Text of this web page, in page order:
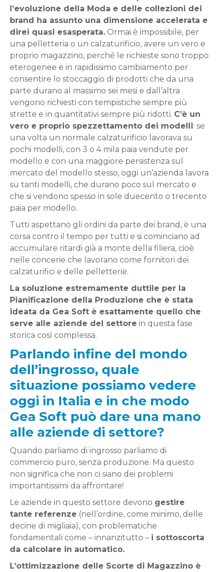
l’evoluzione della Moda e delle collezioni dei
brand ha assunto una dimensione accelerata e
direi quasi esasperata. Ormai è impossibile, per
una pelletteria o un calzaturificio, avere un vero e
proprio magazzino, perché le richieste sono troppo
eterogenee e in rapidissimo cambiamento per
consentire lo stoccaggio di prodotti che da una
parte durano al massimo sei mesi e dall’altra
vengono richiesti con tempistiche sempre più
strette e in quantitativi sempre più ridotti. C’è un
vero e proprio spezzettamento dei modelli: se
una volta un normale calzaturificio lavorava su
pochi modelli, con 3 o 4 mila paia vendute per
modello e con una maggiore persistenza sul
mercato del modello stesso, oggi un’azienda lavora
su tanti modelli, che durano poco sul mercato e
che si vendono spesso in sole duecento o trecento
paia per modello.
Tutti aspettano gli ordini da parte dei brand, è una
corsa contro il tempo per tutti e si cominciano ad
accumulare ritardi già a monte della filiera, cioè
nelle concerie che lavorano come fornitori dei
calzaturifici e delle pelletterie.
La soluzione estremamente duttile per la
Pianificazione della Produzione che è stata
ideata da Gea Soft è esattamente quello che
serve alle aziende del settore in questa fase
storica così complessa.
Parlando infine del mondo
dell’ingrosso, quale
situazione possiamo vedere
oggi in Italia e in che modo
Gea Soft può dare una mano
alle aziende di settore?
Quando parliamo di ingrosso parliamo di
commercio puro, senza produzione. Ma questo
non significa che non ci siano dei problemi
importantissimi da affrontare!
Le aziende in questo settore devono gestire
tante referenze (nell’ordine, come minimo, delle
decine di migliaia), con problematiche
fondamentali come – innanzitutto – i sottoscorta
da calcolare in automatico.
L’ottimizzazione delle Scorte di Magazzino è